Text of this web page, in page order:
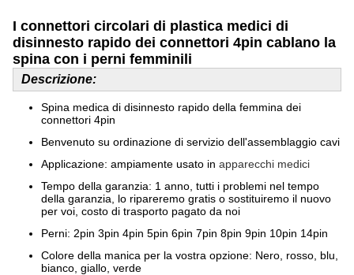
I connettori circolari di plastica medici di
disinnesto rapido dei connettori 4pin cablano la
spina con i perni femminili
Descrizione:
Spina medica di disinnesto rapido della femmina dei
connettori 4pin
Benvenuto su ordinazione di servizio dell'assemblaggio cavi
Applicazione: ampiamente usato in apparecchi medici
Tempo della garanzia: 1 anno, tutti i problemi nel tempo
della garanzia, lo ripareremo gratis o sostituiremo il nuovo
per voi, costo di trasporto pagato da noi
Perni: 2pin 3pin 4pin 5pin 6pin 7pin 8pin 9pin 10pin 14pin
Colore della manica per la vostra opzione: Nero, rosso, blu,
bianco, giallo, verde